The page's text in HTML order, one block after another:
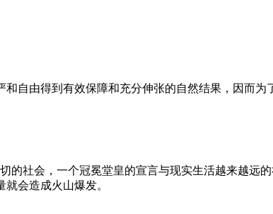
自由得到有效保障和充分伸张的自然结果，因而
的社会，一个冠冕堂皇的宣言与现实生活越来越远
会造成火山爆发。